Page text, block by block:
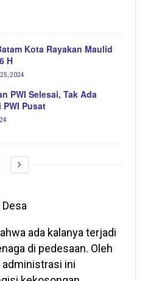
Kota Rayakan Maulid
H
2024
PWI Selesai, Tak Ada
Pusat
ada kalanya terjadi
di pedesaan. Oleh
administrasi ini